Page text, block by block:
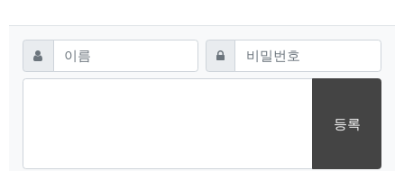
댓글쓰기
이름 필수 비밀번호필수
등록